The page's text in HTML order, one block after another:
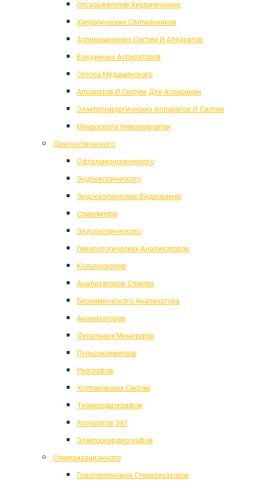
Отсасывателей Хирургических
Хирургических Светильников
Аспирационных Систем И Аппаратов
Вакуумных Аспираторов
Отсоса Медицинского
Аппаратов И Систем Для Аспирации
Электрохирургических Аппаратов И Систем
Микроскопа Нейрохирургии
Диагностического
Офтальмологического
Эндоскопического
Эндоскопических Видеокамер
Спирометра
Эндоскопического
Гематологических Анализаторов
Кольпоскопов
Анализаторов Спектра
Биохимического Анализатора
Анализаторов
Фетальных Мониторов
Пульсоксиметров
Реографов
Холтеровских Систем
Телекардиографов
Аппаратов ЭКГ
Электрокардиографов
Стерилизационного
Гласперленовых Стерилизаторов